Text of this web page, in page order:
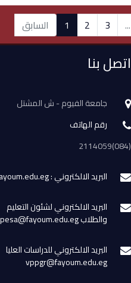
السابق 1 2 3 ...
اتصل بنا
جامعة الفيوم - ش المشتل
رقم الهاتف
(084)2114059
البريد الالكتروني : ts@fayoum.edu.eg
البريد الالكتروني لشئون التعليم
والطلاب vpesa@fayoum.edu.eg
البريد الالكتروني للدراسات العليا
vppgr@fayoum.edu.eg